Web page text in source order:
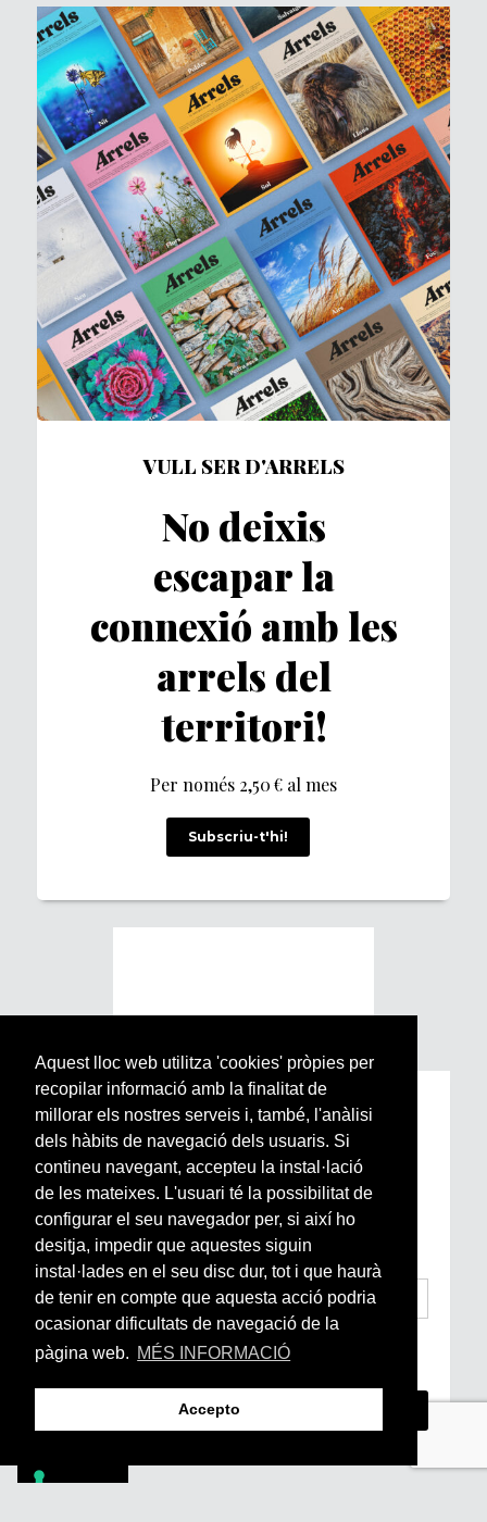
Aquest lloc web utilitza 'cookies' pròpies per
recopilar informació amb la finalitat de
millorar els nostres serveis i, també, l'anàlisi
dels hàbits de navegació dels usuaris. Si
contineu navegant, accepteu la instal·lació
de les mateixes. L'usuari té la possibilitat de
configurar el seu navegador per, si així ho
desitja, impedir que aquestes siguin
instal·lades en el seu disc dur, tot i que haurà
de tenir en compte que aquesta acció podria
ocasionar dificultats de navegació de la
pàgina web. MÉS INFORMACIÓ
Accepto
VULL SER D'ARRELS
No deixis
escapar la
connexió amb les
arrels del
territori!
Per només 2,50 € al mes
Subscriu-t'hi!
Subscriu-te a la nostra
Newsletter setmanal
Si vols estar al dia de l’actualitat del món
Arrels, la ràdio, els videos i el mercat
subscriu-te aquí
He llegit i accepto la
Condicions Generals
d’Accés i Ús i Política de Privacitat